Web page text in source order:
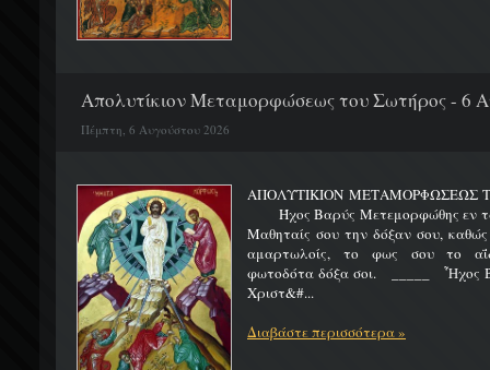
Απολυτίκιον Μεταμορφώσεως του Σωτήρος - 6
Πέμπτη, 6 Αυγούστου 2026
ΑΠΟΛΥΤΙΚΙΟΝ
Ήχος Βαρύς Μετεμορφώθης εν τω
Μαθηταίς σου την δόξαν σου,
αμαρτωλοίς, το φως σου το
φωτοδότα δόξα σοι. _____ Ἦχος
Χριστ&#...
Διαβάστε περισσότερα »